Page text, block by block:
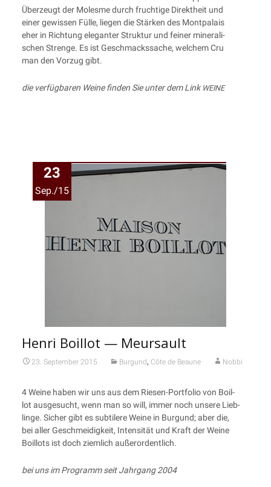
Über­zeugt der Moles­me durch fruch­ti­ge Direkt­heit und
einer gewis­sen Fül­le, lie­gen die Stär­ken des Mont­pa­lais
eher in Rich­tung ele­gan­ter Struk­tur und fei­ner mine­ra­li­
schen Stren­ge. Es ist Geschmacks­sa­che, wel­chem Cru
man den Vor­zug gibt.
die ver­füg­ba­ren Wei­ne fin­den Sie unter dem Link WEINE
23
Sep./15
Henri Boillot — Meursault
23. September 2015 Burgund, Côte de Beaune Nobbi
4 Wei­ne haben wir uns aus dem Rie­sen-Port­fo­lio von Boil­
lot aus­ge­sucht, wenn man so will, immer noch unse­re Lieb­
lin­ge. Sicher gibt es sub­ti­le­re Wei­ne in Bur­gund; aber die,
bei aller Geschmei­dig­keit, Inten­si­tät und Kraft der Wei­ne
Boil­lots ist doch ziem­lich außerordentlich.
bei uns im Pro­gramm seit Jahr­gang 2004